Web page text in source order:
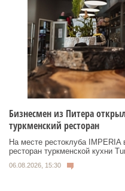
Бизнесмен из Питера
туркменский ресторан
На месте рестоклуба
ресторан туркменской кухни
06.08.2026, 15:30